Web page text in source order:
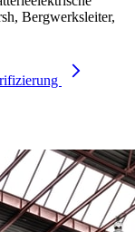
Bergwerksleiter,